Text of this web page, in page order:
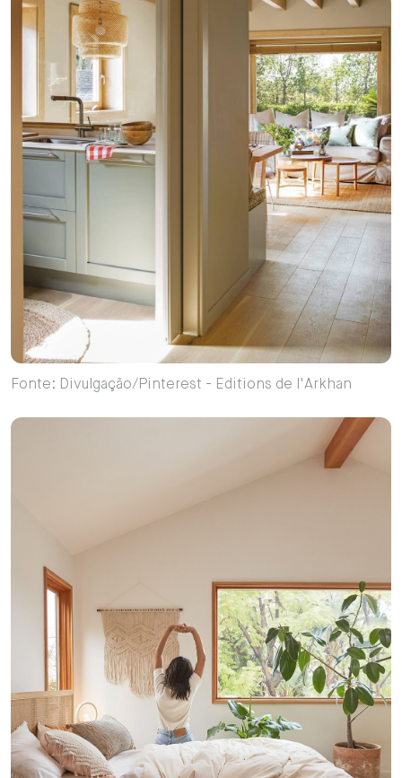
Fonte: Divulgação/Pinterest - Editions de l'Arkhan